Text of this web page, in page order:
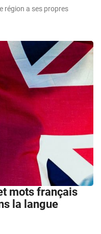
région a ses propres
mots français
la langue